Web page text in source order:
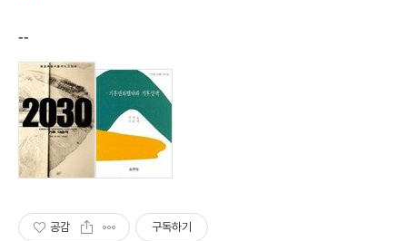
--
공감 구독하기